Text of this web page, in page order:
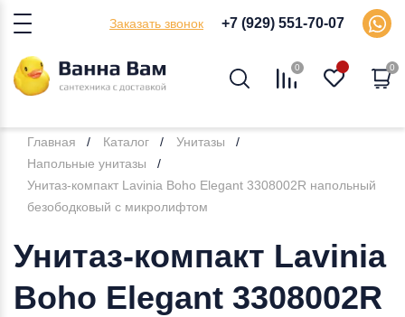
Заказать звонок +7 (929) 551-70-07
0 0
Главная Каталог
Унитазы
Напольные унитазы
Унитаз-компакт Lavinia Boho Elegant 3308002R напольный
безободковый с микролифтом
Унитаз-компакт Lavinia
Boho Elegant 3308002R